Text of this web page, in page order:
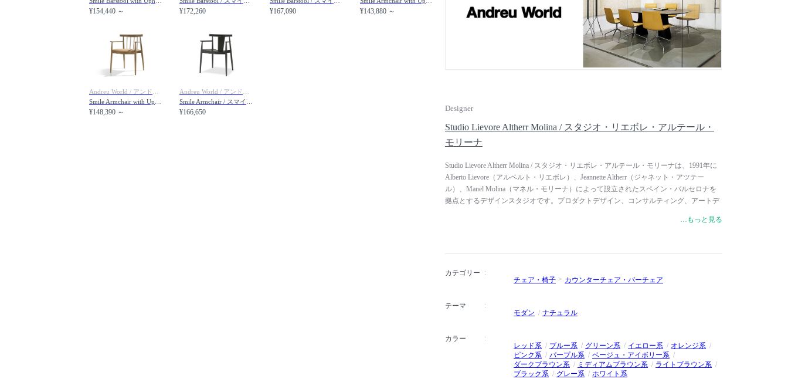
し、スペインの工場で組み立てています。この無駄のない一貫した生産ラインによっ
て、高品質な家具を作るとともに、徹底した地球環境保護に取り組んでいます。
Designer
Studio Lievore Altherr Molina / スタジオ・リエボレ・アルテール・
モリーナ
Studio Lievore Altherr Molina / スタジオ・リエボレ・アルテール・モリーナは、1991年に
Alberto Lievore（アルベルト・リエボレ）、Jeannette Altherr（ジャネット・アツテー
ル）、Manel Molina（マネル・モリーナ）によって設立されたスペイン・バルセロナを
拠点とするデザインスタジオです。プロダクトデザイン、コンサルティング、アートデ
だけでなく、インテリアデザイン、プロダクトデザイン、パッケージデザインなどのプ
国内外で数々の賞を受賞。バルセロナ、ケルン、シカゴ、ストックホルム、ヘルシン
キ、ロンドン、マドリッド、ミラノ、ニューヨーク、パリ、東京で、様々な展覧会やシ
…もっと見る
カテゴリー
チェア・椅子
カウンターチェア・バーチェア
テーマ
モダン
ナチュラル
カラー
レッド系
ブルー系 グリーン系 イエロー系
オレンジ系
ピンク系
パープル系
ベージュ・アイボリー系
ダークブラウン系
ミディアムブラウン系
ライトブラウン系
ブラック系
グレー系 ホワイト系
¥154,440 ～ ¥172,260 ¥167,090 ¥143,880 ～
¥148,390 ～ ¥166,650